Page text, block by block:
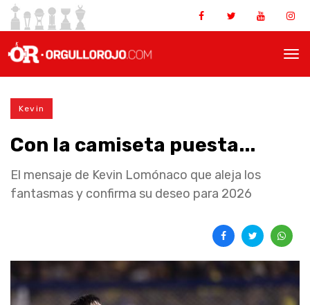
Kevin
Con la camiseta puesta...
El mensaje de Kevin Lomónaco que aleja los
fantasmas y confirma su deseo para 2026